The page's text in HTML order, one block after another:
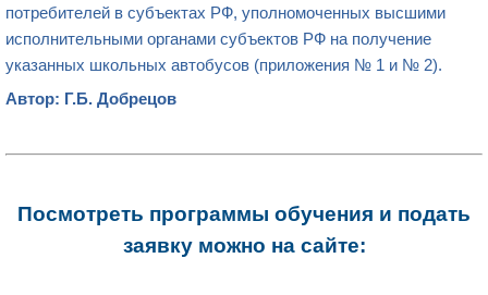
потребителей в субъектах РФ, уполномоченных высшими
исполнительными органами субъектов РФ на получение
указанных школьных автобусов (приложения № 1 и № 2).
Автор: Г.Б. Добрецов
Посмотреть программы обучения и подать
заявку можно на сайте: